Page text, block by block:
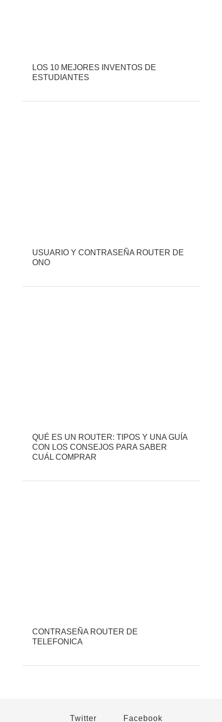
LOS 10 MEJORES INVENTOS DE
ESTUDIANTES
USUARIO Y CONTRASEÑA ROUTER DE
ONO
QUÉ ES UN ROUTER: TIPOS Y UNA GUÍA
CON LOS CONSEJOS PARA SABER
CUÁL COMPRAR
CONTRASEÑA ROUTER DE
TELEFONICA
Twitter Facebook